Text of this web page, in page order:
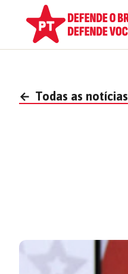
← Todas as notícias